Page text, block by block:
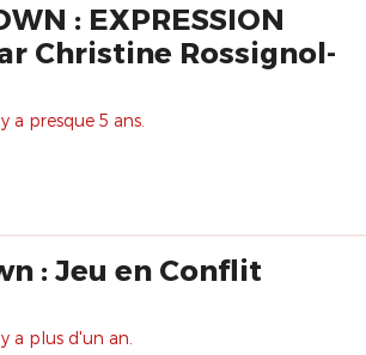
: EXPRESSION
Christine Rossignol-
a presque 5 ans.
: Jeu en Conflit
a plus d'un an.